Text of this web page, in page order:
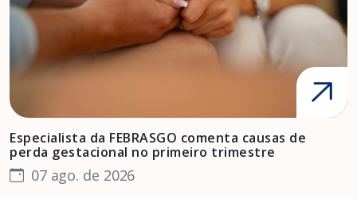
Especialista da FEBRASGO comenta causas de
perda gestacional no primeiro trimestre
07 ago. de 2026